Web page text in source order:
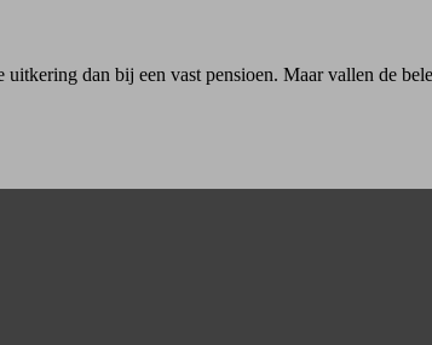
dan bij een vast pensioen. Maar vallen de